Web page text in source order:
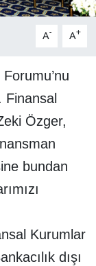
A- A+
Finansal
Özger,
bundan
Kurumlar
dışı